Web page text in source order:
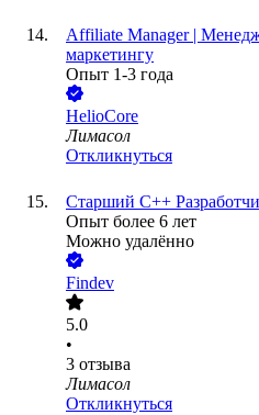
Affiliate Manager |
маркетингу
Опыт 1-3 года
HelioCore
Лимасол
Откликнуться
Старший С++
Опыт более 6 лет
Можно удалённо
Findev
5.0
•
3 отзыва
Лимасол
Откликнуться